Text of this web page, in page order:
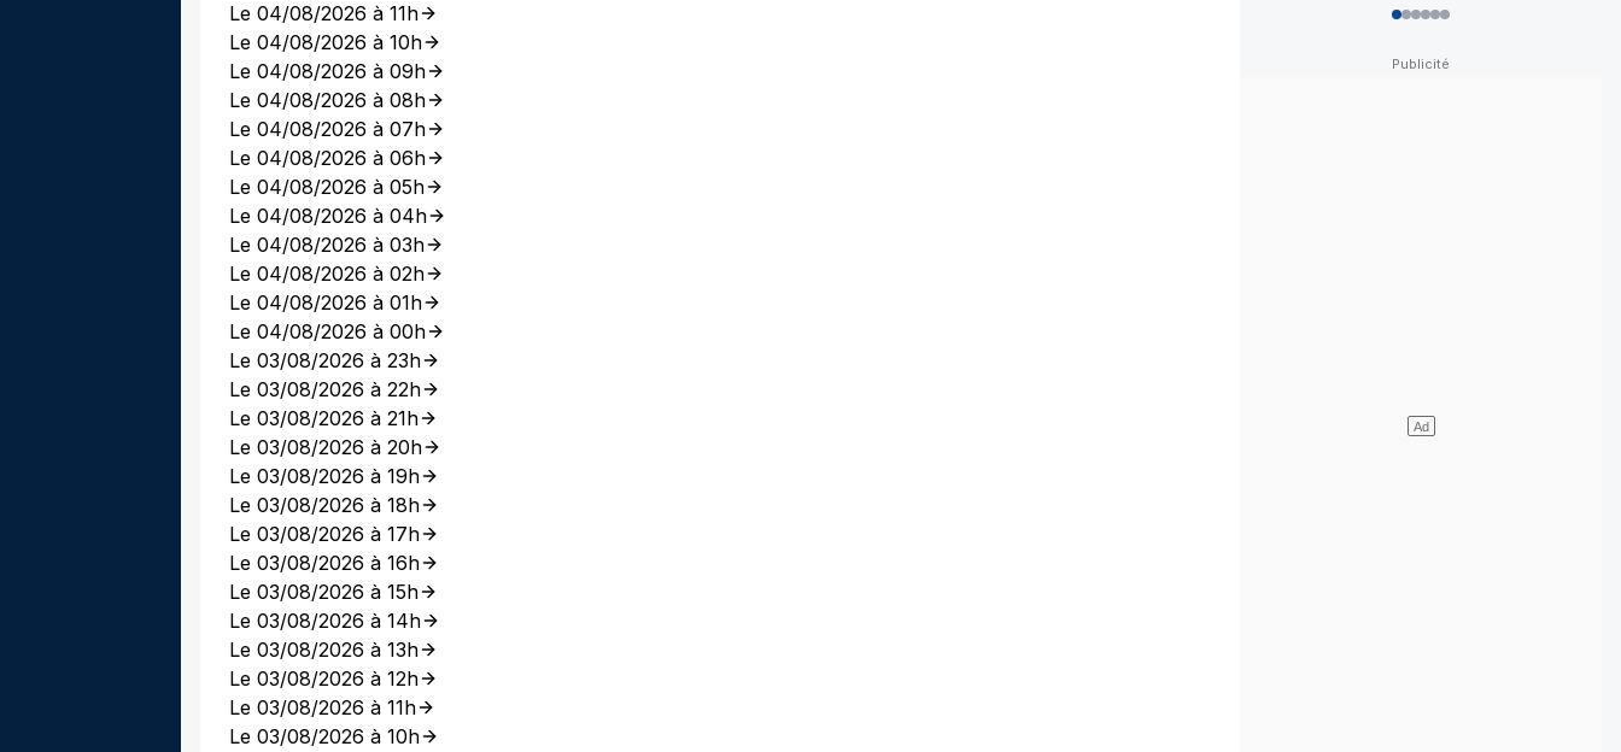
Le 04/08/2026 à 11h
Le 04/08/2026 à 10h
Le 04/08/2026 à 09h
Le 04/08/2026 à 08h
Le 04/08/2026 à 07h
Le 04/08/2026 à 06h
Le 04/08/2026 à 05h
Le 04/08/2026 à 04h
Le 04/08/2026 à 03h
Le 04/08/2026 à 02h
Le 04/08/2026 à 01h
Le 04/08/2026 à 00h
Le 03/08/2026 à 23h
Le 03/08/2026 à 22h
Le 03/08/2026 à 21h
Le 03/08/2026 à 20h
Le 03/08/2026 à 19h
Le 03/08/2026 à 18h
Le 03/08/2026 à 17h
Le 03/08/2026 à 16h
Le 03/08/2026 à 15h
Le 03/08/2026 à 14h
Le 03/08/2026 à 13h
Le 03/08/2026 à 12h
Le 03/08/2026 à 11h
Le 03/08/2026 à 10h
012345